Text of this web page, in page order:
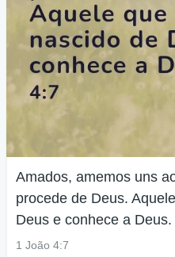
Amados, amemos uns
procede de Deus.
Deus e conhece a Deus.
1 João 4:7